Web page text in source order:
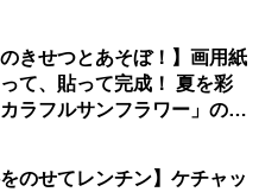
のきせつとあそぼ！】画用紙
て、貼って完成！ 夏を彩
ラフルサンフラワー」の作
のせてレンチン】ケチャッ